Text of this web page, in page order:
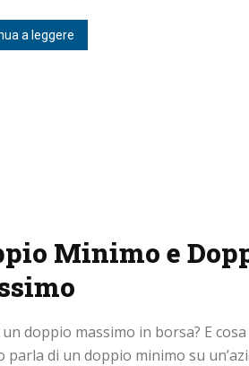
a leggere
Minimo e
un doppio massimo in borsa? E
parla di un doppio minimo su